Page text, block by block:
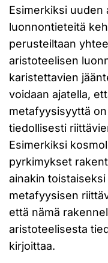
Esimerkiksi uuden
luonnontieteitä
perusteiltaan
aristoteelisen
karistettavien
voidaan ajatella,
metafyysisyyttä
tiedollisesti
Esimerkiksi
pyrkimykset
ainakin
metafyysisen
että nämä
aristoteelisesta
kirjoittaa.